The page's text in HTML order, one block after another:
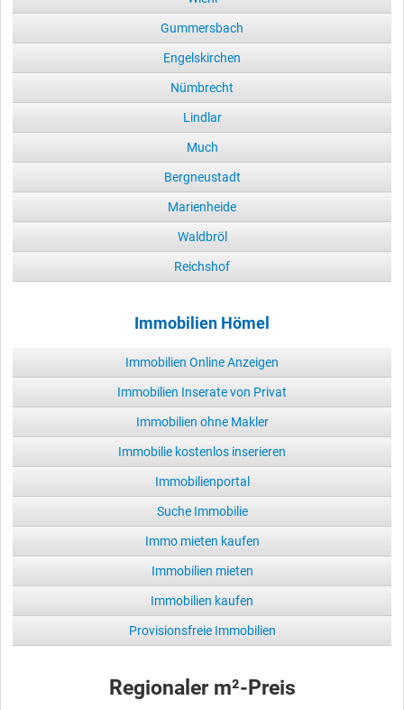
Gummersbach
Engelskirchen
Nümbrecht
Lindlar
Much
Bergneustadt
Marienheide
Waldbröl
Reichshof
Immobilien Hömel
Immobilien Online Anzeigen
Immobilien Inserate von Privat
Immobilien ohne Makler
Immobilie kostenlos inserieren
Immobilienportal
Suche Immobilie
Immo mieten kaufen
Immobilien mieten
Immobilien kaufen
Provisionsfreie Immobilien
Regionaler m²-Preis